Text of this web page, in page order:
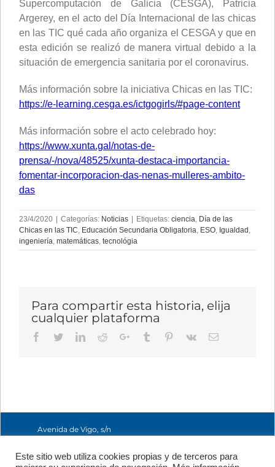
Supercomputación de Galicia (CESGA), Patricia
Argerey, en el acto del Día Internacional de las chicas
en las TIC qué cada año organiza el CESGA y que en
esta edición se realizó de manera virtual debido a la
situación de emergencia sanitaria por el coronavirus.
Más información sobre la iniciativa Chicas en las TIC:
https://e-learning.cesga.es/ictgogirls/#page-content
Más información sobre el acto celebrado hoy:
https://www.xunta.gal/notas-de-
prensa/-/nova/48525/xunta-destaca-importancia-
fomentar-incorporacion-das-nenas-mulleres-ambito-
das
23/4/2020 Categorías: Noticias Etiquetas: ciencia, Día de las
Chicas en las TIC, Educación Secundaria Obligatoria, ESO, Igualdad ,
ingeniería, matemáticas, tecnológia
Para compartir esta historia, elija
cualquier plataforma
Facebook
TwitterLinkedIn
RedditGoogle+Tumblr Pinterest
Vk Email
Avenida de Vigo, s/n
Compostela, A
Coruña, España
Este sitio web utiliza cookies propias y de terceros para